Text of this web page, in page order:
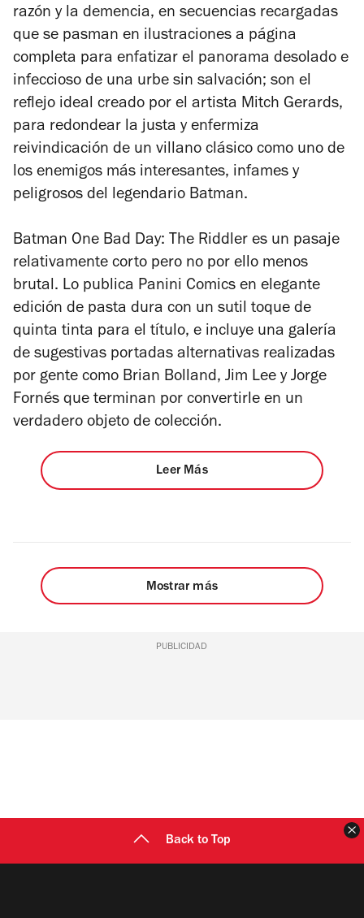
razón y la demencia, en secuencias recargadas
que se pasman en ilustraciones a página
completa para enfatizar el panorama desolado e
infeccioso de una urbe sin salvación; son el
reflejo ideal creado por el artista Mitch Gerards,
para redondear la justa y enfermiza
reivindicación de un villano clásico como uno de
los enemigos más interesantes, infames y
peligrosos del legendario Batman.
Batman One Bad Day: The Riddler es un pasaje
relativamente corto pero no por ello menos
brutal. Lo publica Panini Comics en elegante
edición de pasta dura con un sutil toque de
quinta tinta para el título, e incluye una galería
de sugestivas portadas alternativas realizadas
por gente como Brian Bolland, Jim Lee y Jorge
Fornés que terminan por convertirle en un
verdadero objeto de colección.
Leer Más
Mostrar más
PUBLICIDAD
Back to Top